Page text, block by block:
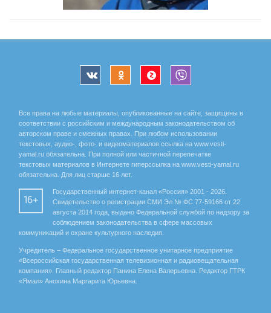
Все права на любые материалы, опубликованные на сайте, защищены в
соответствии с российским и международным законодательством об
авторском праве и смежных правах. При любом использовании
текстовых, аудио-, фото- и видеоматериалов ссылка на www.vesti-
yamal.ru обязательна. При полной или частичной перепечатке
текстовых материалов в Интернете гиперссылка на www.vesti-yamal.ru
обязательна. Для лиц старше 16 лет.
16+
Государственный интернет-канал «Россия» 2001 - 2026.
Свидетельство о регистрации СМИ Эл № ФС 77-59166 от 22
августа 2014 года, выдано Федеральной службой по надзору за
соблюдением законодательства в сфере массовых
коммуникаций и охране культурного наследия.
Учредитель – Федеральное государственное унитарное предприятие
«Всероссийская государственная телевизионная и радиовещательная
компания». Главный редактор Панина Елена Валерьевна. Редактор ГТРК
«Ямал» Анохина Маргарита Юрьевна.